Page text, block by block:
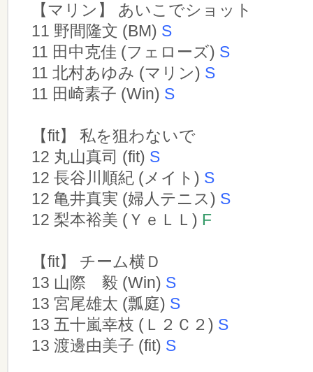
【マリン】 あいこでショット
11 野間隆文 (BM) S
11 田中克佳 (フェローズ) S
11 北村あゆみ (マリン) S
11 田崎素子 (Win) S
【fit】 私を狙わないで
12 丸山真司 (fit) S
12 長谷川順紀 (メイト) S
12 亀井真実 (婦人テニス) S
12 梨本裕美 (ＹｅＬＬ) F
【fit】 チーム横Ｄ
13 山際 毅 (Win) S
13 宮尾雄太 (瓢庭) S
13 五十嵐幸枝 (Ｌ２Ｃ２) S
13 渡邊由美子 (fit) S